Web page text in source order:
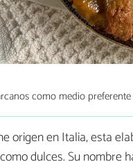
como medio preferente
origen en Italia, esta
dulces. Su nombre